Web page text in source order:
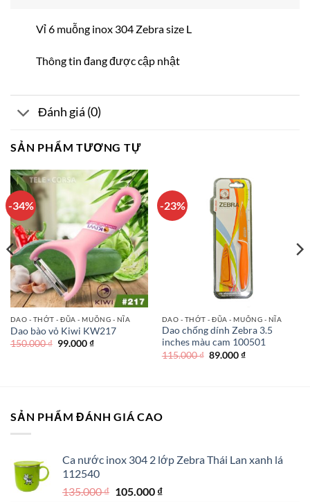
Vỉ 6 muỗng inox 304 Zebra size L
Thông tin đang được cập nhật
Đánh giá (0)
SẢN PHẨM TƯƠNG TỰ
-34%
DAO - THỚT - ĐŨA - MUỖNG - NĨA
Dao bào vỏ Kiwi KW217
150.000₫ Giá
99.000₫Giá
-23%
DAO - THỚT - ĐŨA - MUỖNG - NĨA
Dao chống dính Zebra 3.5
inches màu cam 100501
115.000₫ Giá
89.000₫Giá
SẢN PHẨM ĐÁNH GIÁ CAO
Ca nước inox 304 2 lớp Zebra Thái Lan xanh lá
112540
135.000₫ Giá
105.000 ₫Giá